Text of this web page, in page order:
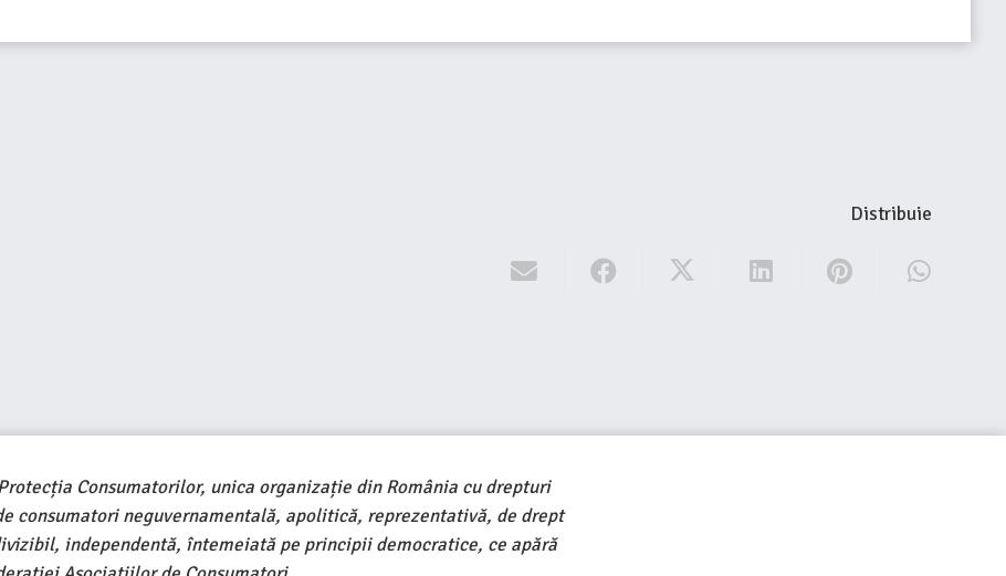
Distribuie
Consumatorilor, unica organizație din România cu drepturi
consumatori neguvernamentală, apolitică, reprezentativă, de drept
independentă, întemeiată pe principii democratice, ce apără